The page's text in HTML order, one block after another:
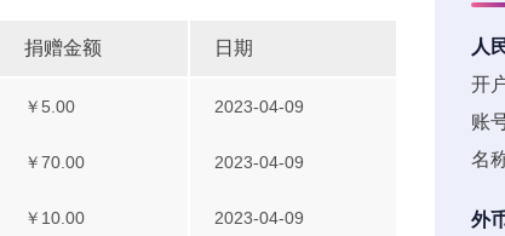
捐赠金额 日期
￥5.00 2023-04-09
￥70.00 2023-04-09
￥10.00 2023-04-09
人
开
账
名
外